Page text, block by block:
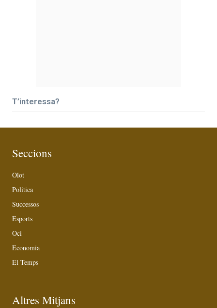
T’interessa?
Seccions
Olot
Política
Successos
Esports
Oci
Economia
El Temps
Altres Mitjans